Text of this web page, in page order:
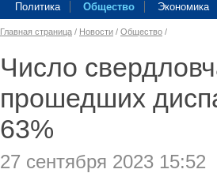
Политика Общество Экономика
Главная страница / Новости / Общество /
Число
прошедших
63%
27 сентября 2023 15:52